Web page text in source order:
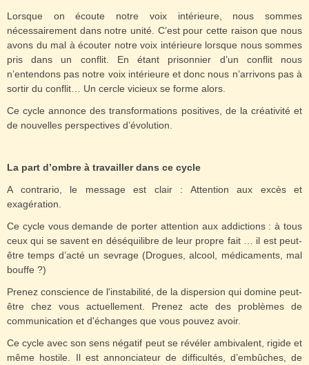
Lorsque on écoute notre voix intérieure, nous sommes
nécessairement dans notre unité. C’est pour cette raison que nous
avons du mal à écouter notre voix intérieure lorsque nous sommes
pris dans un conflit. En étant prisonnier d’un conflit nous
n’entendons pas notre voix intérieure et donc nous n’arrivons pas à
sortir du conflit… Un cercle vicieux se forme alors.
Ce cycle annonce des transformations positives, de la créativité et
de nouvelles perspectives d’évolution.
La part d’ombre à travailler dans ce cycle
A contrario, le message est clair : Attention aux excès et
exagération.
Ce cycle vous demande de porter attention aux addictions : à tous
ceux qui se savent en déséquilibre de leur propre fait … il est peut-
être temps d’acté un sevrage (Drogues, alcool, médicaments, mal
bouffe ?)
Prenez conscience de l'instabilité, de la dispersion qui domine peut-
être chez vous actuellement. Prenez acte des problèmes de
communication et d'échanges que vous pouvez avoir.
Ce cycle avec son sens négatif peut se révéler ambivalent, rigide et
même hostile. Il est annonciateur de difficultés, d’embûches, de